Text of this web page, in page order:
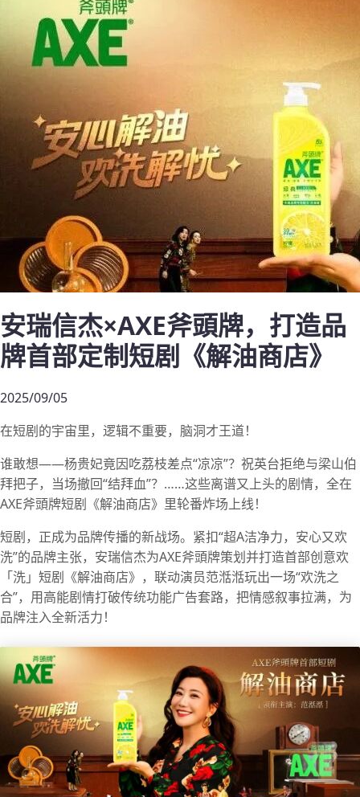
安瑞信杰×AXE斧頭牌，打造品
牌首部定制短剧《解油商店》
2025/09/05
在短剧的宇宙里，逻辑不重要，脑洞才王道！
谁敢想——杨贵妃竟因吃荔枝差点“凉凉”？祝英台拒绝与梁山伯
拜把子，当场撤回“结拜血”？……这些离谱又上头的剧情，全在
AXE斧頭牌短剧《解油商店》里轮番炸场上线！
短剧，正成为品牌传播的新战场。紧扣“超A洁净力，安心又欢
洗”的品牌主张，安瑞信杰为AXE斧頭牌策划并打造首部创意欢
「洗」短剧《解油商店》，联动演员范湉湉玩出一场“欢洗之
合”，用高能剧情打破传统功能广告套路，把情感叙事拉满，为
品牌注入全新活力！